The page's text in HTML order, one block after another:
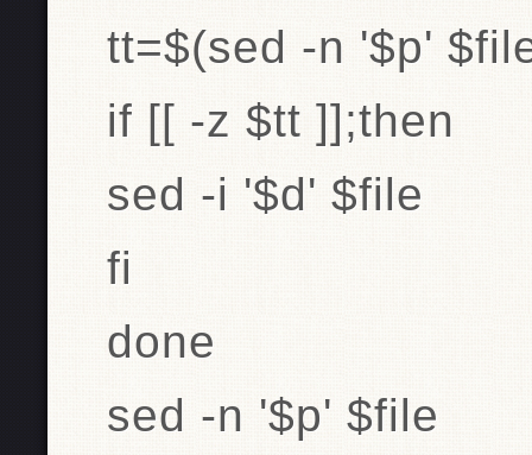
tt=$(sed -n '$p'
if [[ -z $tt ]];then
sed -i '$d' $file
fi
done
sed -n '$p' $file